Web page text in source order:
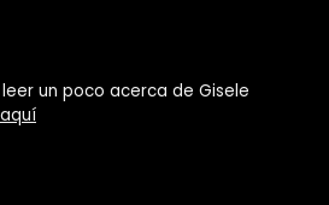
un poco acerca de Gisele